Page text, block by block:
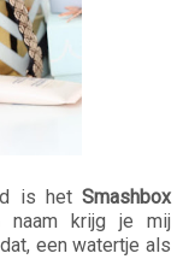
is het Smashbox
naam krijg je mij
een watertje als